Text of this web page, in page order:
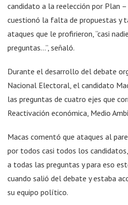
candidato a la reelección por Plan –
cuestionó la falta de propuestas y
ataques que le profirieron, “casi
preguntas…”, señaló.
Durante el desarrollo del debate
Nacional Electoral, el candidato
las preguntas de cuatro ejes que
Reactivación económica, Medio
Macas comentó que ataques al
por todos casi todos los candidatos,
a todas las preguntas y para eso
cuando salió del debate y estaba
su equipo político.